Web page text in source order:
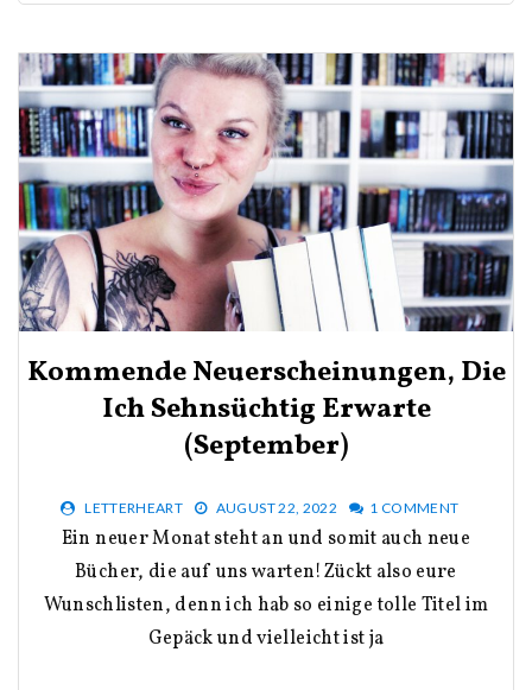
Kommende Neuerscheinungen, Die
Ich Sehnsüchtig Erwarte
(September)
LETTERHEART AUGUST 22, 2022 1 COMMENT
Ein neuer Monat steht an und somit auch neue
Bücher, die auf uns warten!Zückt also eure
Wunschlisten, denn ich hab so einige tolle Titel im
Gepäck und vielleicht ist ja